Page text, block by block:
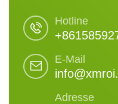
Hotline
E-Mail
Adresse